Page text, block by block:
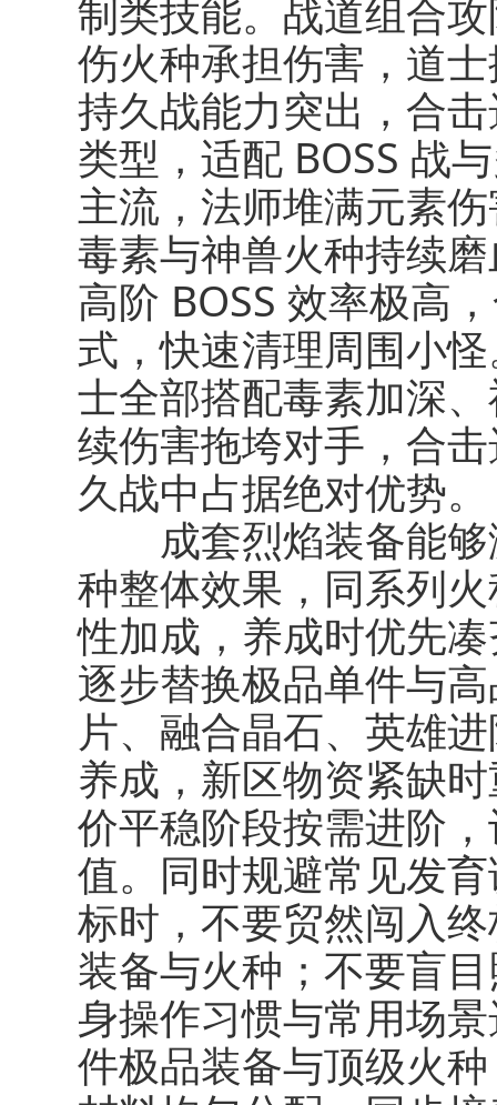
制类技能。战道组合
伤火种承担伤害，道
持久战能力突出，合
类型，适配 BOSS 战
主流，法师堆满元素
毒素与神兽火种持续
高阶 BOSS 效率极高
式，快速清理周围小
士全部搭配毒素加深
续伤害拖垮对手，合
久战中占据绝对优势。
成套烈焰装备能够
种整体效果，同系列
性加成，养成时优先
逐步替换极品单件与
片、融合晶石、英雄
养成，新区物资紧缺
价平稳阶段按需进阶
值。同时规避常见发
标时，不要贸然闯入
装备与火种；不要盲
身操作习惯与常用场
件极品装备与顶级火